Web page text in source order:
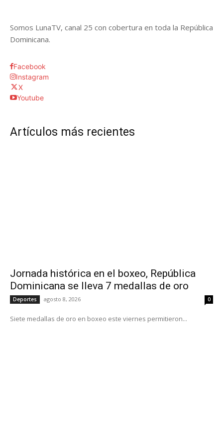
Somos LunaTV, canal 25 con cobertura en toda la República
Dominicana.
Facebook
Instagram
X
Youtube
Artículos más recientes
Jornada histórica en el boxeo, República
Dominicana se lleva 7 medallas de oro
Deportes agosto 8, 2026 0
Siete medallas de oro en boxeo este viernes permitieron...